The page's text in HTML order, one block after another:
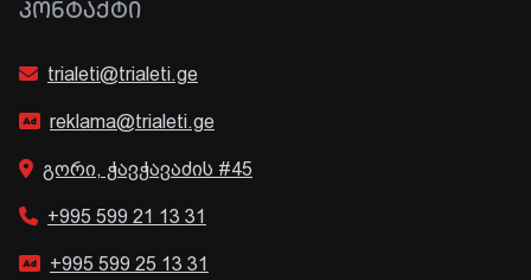
ᲙᲝᲜᲢᲐᲥᲢᲘ
trialeti@trialeti.ge
reklama@trialeti.ge
გორი, ჭავჭავაძის #45
+995 599 21 13 31
+995 599 25 13 31